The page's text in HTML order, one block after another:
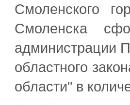
Смоленского
Смоленска
администрации
областного
области" в